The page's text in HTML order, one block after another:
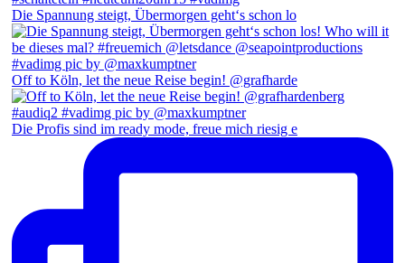
Die Spannung steigt, Übermorgen geht‘s schon lo
Off to Köln, let the neue Reise begin! @grafharde
Die Profis sind im ready mode, freue mich riesig e